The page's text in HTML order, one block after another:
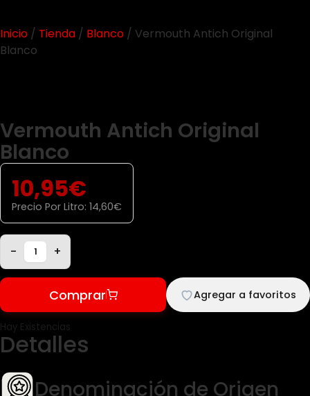
Inicio / Tienda / Blanco / Vermouth Antich Original
Blanco
Vermouth Antich Original
Blanco
10,95€
Precio Por Litro: 14,60€
- +
Comprar Agregar a favoritos
Hay Existencias
Detalles
Denominación de Origen